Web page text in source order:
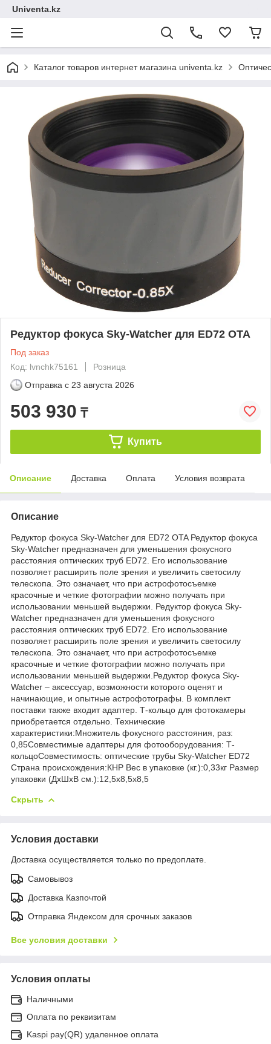
Univenta.kz
Каталог товаров интернет магазина univenta.kz
Редуктор фокуса Sky-Watcher для ED72 OTA
Под заказ
Код: lvnchk75161
Розница
Отправка с 23 августа 2026
503 930 ₸
Купить
Описание Доставка Оплата Условия возврата
Описание
Редуктор фокуса Sky-Watcher для ED72 OTA Редуктор фокуса
Sky-Watcher предназначен для уменьшения фокусного
расстояния оптических труб ED72. Его использование
позволяет расширить поле зрения и увеличить светосилу
телескопа. Это означает, что при астрофотосъемке
красочные и четкие фотографии можно получать при
использовании меньшей выдержки. Редуктор фокуса Sky-
Watcher предназначен для уменьшения фокусного
расстояния оптических труб ED72. Его использование
позволяет расширить поле зрения и увеличить светосилу
телескопа. Это означает, что при астрофотосъемке
красочные и четкие фотографии можно получать при
использовании меньшей выдержки.Редуктор фокуса Sky-
Watcher – аксессуар, возможности которого оценят и
начинающие, и опытные астрофотографы. В комплект
поставки также входит адаптер. Т-кольцо для фотокамеры
приобретается отдельно. Технические
характеристики:Множитель фокусного расстояния, раз:
0,85Совместимые адаптеры для фотооборудования: Т-
кольцоСовместимость: оптические трубы Sky-Watcher ED72
Страна происхождения:КНР Вес в упаковке (кг.):0,33кг Размер
упаковки (ДхШхВ см.):12,5x8,5x8,5
Скрыть
Условия доставки
Доставка осуществляется только по предоплате.
Самовывоз
Доставка Казпочтой
Отправка Яндексом для срочных заказов
Все условия доставки
Условия оплаты
Наличными
Оплата по реквизитам
Kaspi pay(QR) удаленное оплата